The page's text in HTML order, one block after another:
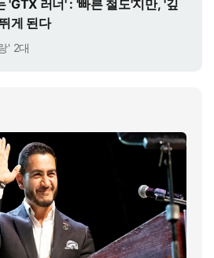
'GTX 러너' : '빠른 철도'지만, '깊
게 된다
' 2대